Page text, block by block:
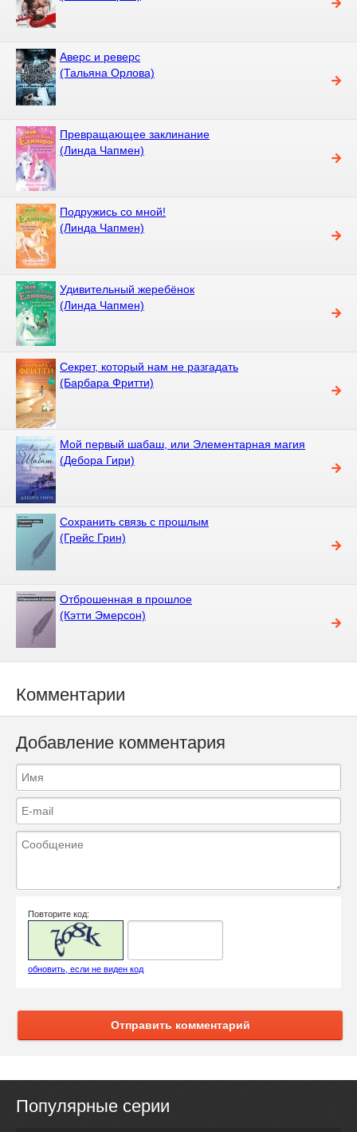
Аверс и реверс
(Тальяна Орлова)
Превращающее заклинание
(Линда Чапмен)
Подружись со мной!
(Линда Чапмен)
Удивительный жеребёнок
(Линда Чапмен)
Секрет, который нам не разгадать
(Барбара Фритти)
Мой первый шабаш, или Элементарная магия
(Дебора Гири)
Сохранить связь с прошлым
(Грейс Грин)
Отброшенная в прошлое
(Кэтти Эмерсон)
Комментарии
Добавление комментария
Повторите код:
обновить, если не виден код
Отправить комментарий
Популярные серии